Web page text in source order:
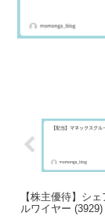
【株主優待】シ
ルワイヤー (3929)